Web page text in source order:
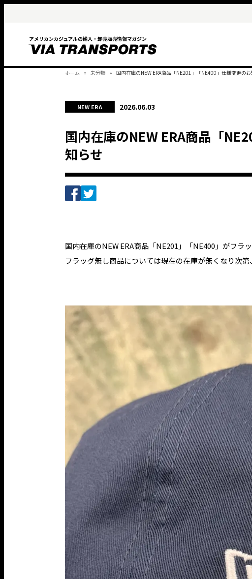
アメリカンカジュアルの輸入・卸売販売情報マガジン
ホーム 未分類 国内在庫のNEW ERA商品「NE201」「NE400」仕様変更の
NEW ERA 2026.06.03
国内在庫のNEW ERA商品「
知らせ
国内在庫のNEW ERA商品「NE201」「NE400」がフラ
フラッグ無し商品については現在の在庫が無くなり次第